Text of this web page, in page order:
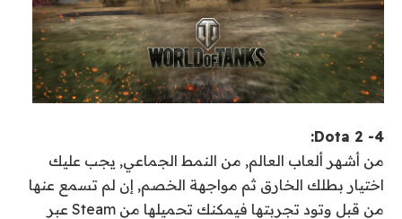
4- Dota 2:
من أشهر ألعاب العالم, من النمط الجماعي, يجب عليك
اختيار بطلك الخارق ثم مواجهة الخصم, إن لم تسمع عنها
من قبل وتود تجربتها فيمكنك تحميلها من Steam عبر